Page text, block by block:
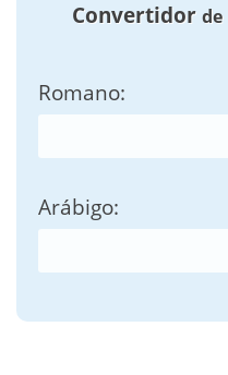
Convertidor de
Romano:
Arábigo: